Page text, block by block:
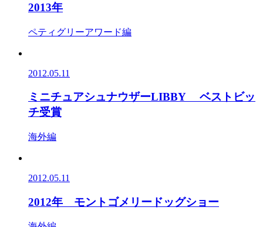
2013年
ペティグリーアワード編
2012.05.11
ミニチュアシュナウザーLIBBY ベストビッ
チ受賞
海外編
2012.05.11
2012年 モントゴメリードッグショー